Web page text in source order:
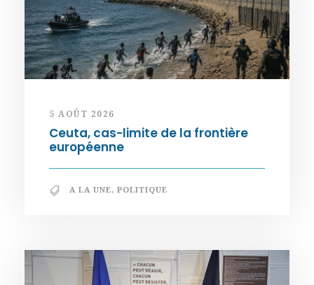
5 AOÛT 2026
Ceuta, cas-limite de la frontière
européenne
A LA UNE, POLITIQUE